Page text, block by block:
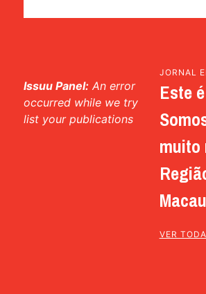
Issuu Panel: An error
occurred while we try
list your publications
JORNAL
Este
muito
VER